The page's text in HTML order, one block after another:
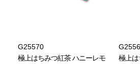
G25570
極上はちみつ紅茶 ハニーレモ
極上は